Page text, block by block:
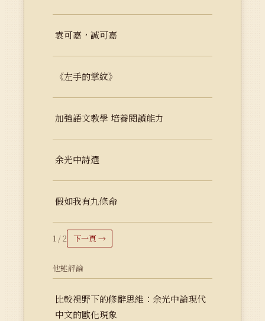
袁可嘉，誠可嘉
《左手的掌紋》
加強語文教學 培養閱讀能力
余光中詩選
假如我有九條命
1 / 2 下一頁 →
他述評論
比較視野下的修辭思維：余光中論現代
中文的歐化現象